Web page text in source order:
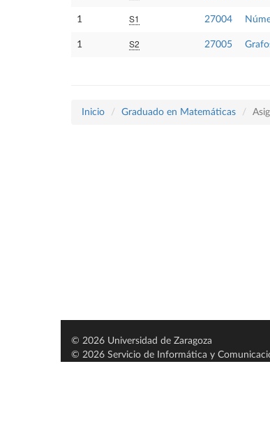
1 S1 27004
1 S2 27005
Inicio Graduado en Matemáticas
© 2026 Universidad de Zaragoza
© 2026 Servicio de Informática y